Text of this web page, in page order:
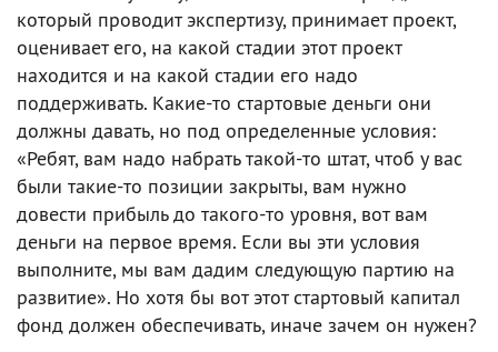
который проводит экспертизу, принимает проект,
оценивает его, на какой стадии этот проект
находится и на какой стадии его надо
поддерживать. Какие-то стартовые деньги они
должны давать, но под определенные условия:
«Ребят, вам надо набрать такой-то штат, чтоб у вас
были такие-то позиции закрыты, вам нужно
довести прибыль до такого-то уровня, вот вам
деньги на первое время. Если вы эти условия
выполните, мы вам дадим следующую партию на
развитие». Но хотя бы вот этот стартовый капитал
фонд должен обеспечивать, иначе зачем он нужен?